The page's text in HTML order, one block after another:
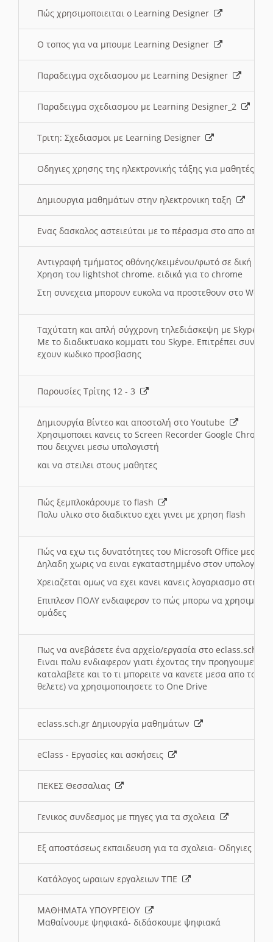
Πώς χρησιμοποιειται ο Learning Designer
O τοπος για να μπουμε Learning Designer
Παραδειγμα σχεδιασμου με Learning Designer
Παραδειγμα σχεδιασμου με Learning Designer_2
Τριτη: Σχεδιασμοι με Learning Designer
Οδηγιες χρησης της ηλεκτρονικής τάξης για μαθητές
Δημιουργια μαθημάτων στην ηλεκτρονικη ταξη
Ενας δασκαλος αστειεύται με το πέρασμα στο απο
Αντιγραφή τμήματος οθόνης/κειμένου/φωτό σε δική
Χρηση του lightshot chrome. ειδικά για το chrome
Στη συνεχεια μπορουν ευκολα να προστεθουν στο Word
Ταχύτατη και απλή σύγχρονη τηλεδιάσκεψη με Skype
Με το διαδικτυακο κομματι του Skype. Επιτρέπει
εχουν κωδικο προσβασης
Παρουσίες Τρίτης 12 - 3
Δημιουργία Βίντεο και αποστολή στο Youtube
Χρησιμοποιει κανεις το Screen Recorder Google Chrome
που δειχνει μεσω υπολογιστή
και να στειλει στους μαθητες
Πώς ξεμπλοκάρουμε το flash
Πολυ υλικο στο διαδικτυο εχει γινει με χρηση flash
Πώς να εχω τις δυνατότητες του Microsoft Office μεσω
Δηλαδη χωρις να ειναι εγκαταστημμένο στον
Χρειαζεται ομως να εχει κανει κανεις λογαριασμο στη
Επιπλεον ΠΟΛΥ ενδιαφερον το πώς μπορω να
ομάδες
Πως να ανεβάσετε ένα αρχείο/εργασία στο eclass.sch.gr
Ειναι πολυ ενδιαφερον γιατι έχοντας την
καταλαβετε και το τι μπορειτε να κανετε μεσα απο το
θελετε) να χρησιμοποιησετε το One Drive
eclass.sch.gr Δημιουργία μαθημάτων
eClass - Εργασίες και ασκήσεις
ΠΕΚΕΣ Θεσσαλιας
Γενικος συνδεσμος με πηγες για τα σχολεια
Εξ αποστάσεως εκπαιδευση για τα σχολεια- Οδηγιες
Κατάλογος ωραιων εργαλειων ΤΠΕ
ΜΑΘΗΜΑΤΑ ΥΠΟΥΡΓΕΙΟΥ
Μαθαίνουμε ψηφιακά- διδάσκουμε ψηφιακά